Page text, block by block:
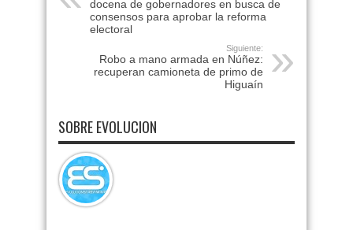
docena de gobernadores en busca de
consensos para aprobar la reforma
electoral
Siguiente:
Robo a mano armada en Núñez:
recuperan camioneta de primo de
Higuaín
SOBRE EVOLUCION